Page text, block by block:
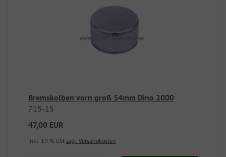
Bremskolben vorn groß 54mm Dino 2000
715-15
47,00 EUR
inkl. 19 % USt zzgl. Versandkosten